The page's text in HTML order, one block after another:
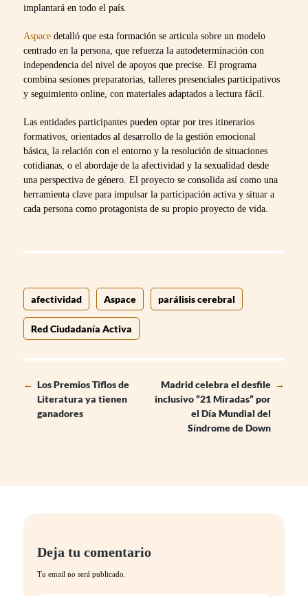
implantará en todo el país.
Aspace detalló que esta formación se articula sobre un modelo
centrado en la persona, que refuerza la autodeterminación con
independencia del nivel de apoyos que precise. El programa
combina sesiones preparatorias, talleres presenciales participativos
y seguimiento online, con materiales adaptados a lectura fácil.
Las entidades participantes pueden optar por tres itinerarios
formativos, orientados al desarrollo de la gestión emocional
básica, la relación con el entorno y la resolución de situaciones
cotidianas, o el abordaje de la afectividad y la sexualidad desde
una perspectiva de género. El proyecto se consolida así como una
herramienta clave para impulsar la participación activa y situar a
cada persona como protagonista de su propio proyecto de vida.
afectividad Aspace parálisis cerebral
Red Ciudadanía Activa
← Los Premios Tiflos de
Literatura ya tienen
ganadores
Madrid celebra el desfile
inclusivo “21 Miradas” por
el Día Mundial del
Síndrome de Down
→
Deja tu comentario
Tu email no será publicado.